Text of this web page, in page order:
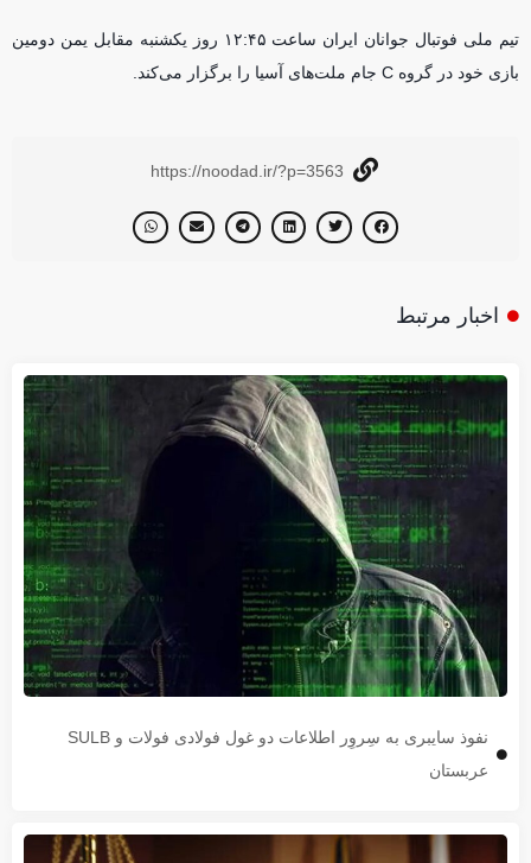
تیم ملی فوتبال جوانان ایران ساعت ۱۲:۴۵ روز یکشنبه مقابل یمن دومین
بازی خود در گروه C جام ملت‌های آسیا را برگزار می‌کند.
https://noodad.ir/?p=3563
اخبار مرتبط
نفوذ سایبری به سِروِر اطلاعات دو غول فولادی فولات و SULB
عربستان